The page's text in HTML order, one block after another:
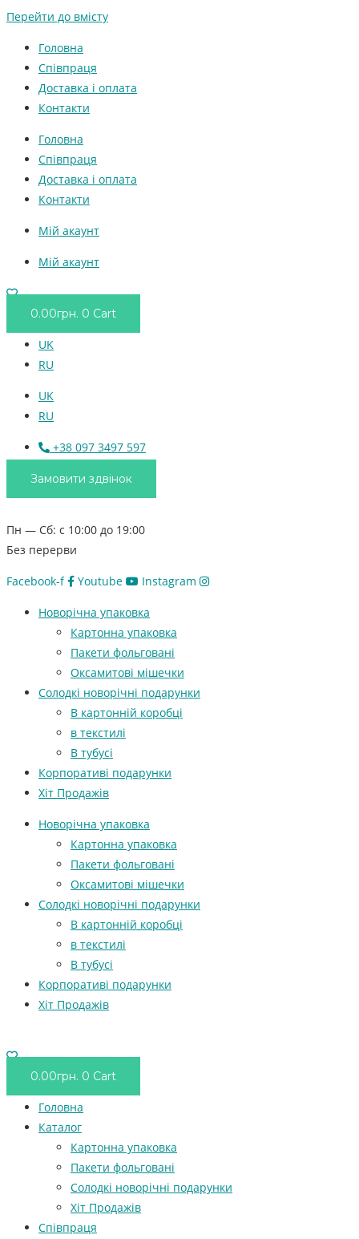
Перейти до вмісту
Головна
Співпраця
Доставка і оплата
Контакти
Головна
Співпраця
Доставка і оплата
Контакти
Мій акаунт
Мій акаунт
0.00грн. 0 Cart
UK
RU
UK
RU
+38 097 3497 597
Замовити здвінок
Пн — Сб: с 10:00 до 19:00
Без перерви
Facebook-f Youtube Instagram
Новорічна упаковка
Картонна упаковка
Пакети фольговані
Оксамитові мішечки
Солодкі новорічні подарунки
В картонній коробці
в текстилі
В тубусі
Корпоративі подарунки
Хіт Продажів
Новорічна упаковка
Картонна упаковка
Пакети фольговані
Оксамитові мішечки
Солодкі новорічні подарунки
В картонній коробці
в текстилі
В тубусі
Корпоративі подарунки
Хіт Продажів
0.00грн. 0 Cart
Головна
Каталог
Картонна упаковка
Пакети фольговані
Солодкі новорічні подарунки
Хіт Продажів
Співпраця